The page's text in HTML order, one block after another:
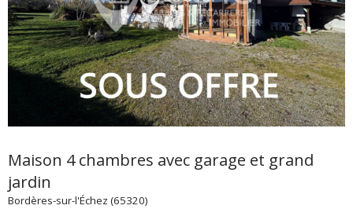
Maison 4 chambres avec garage et grand
jardin
Bordères-sur-l'Échez (65320)